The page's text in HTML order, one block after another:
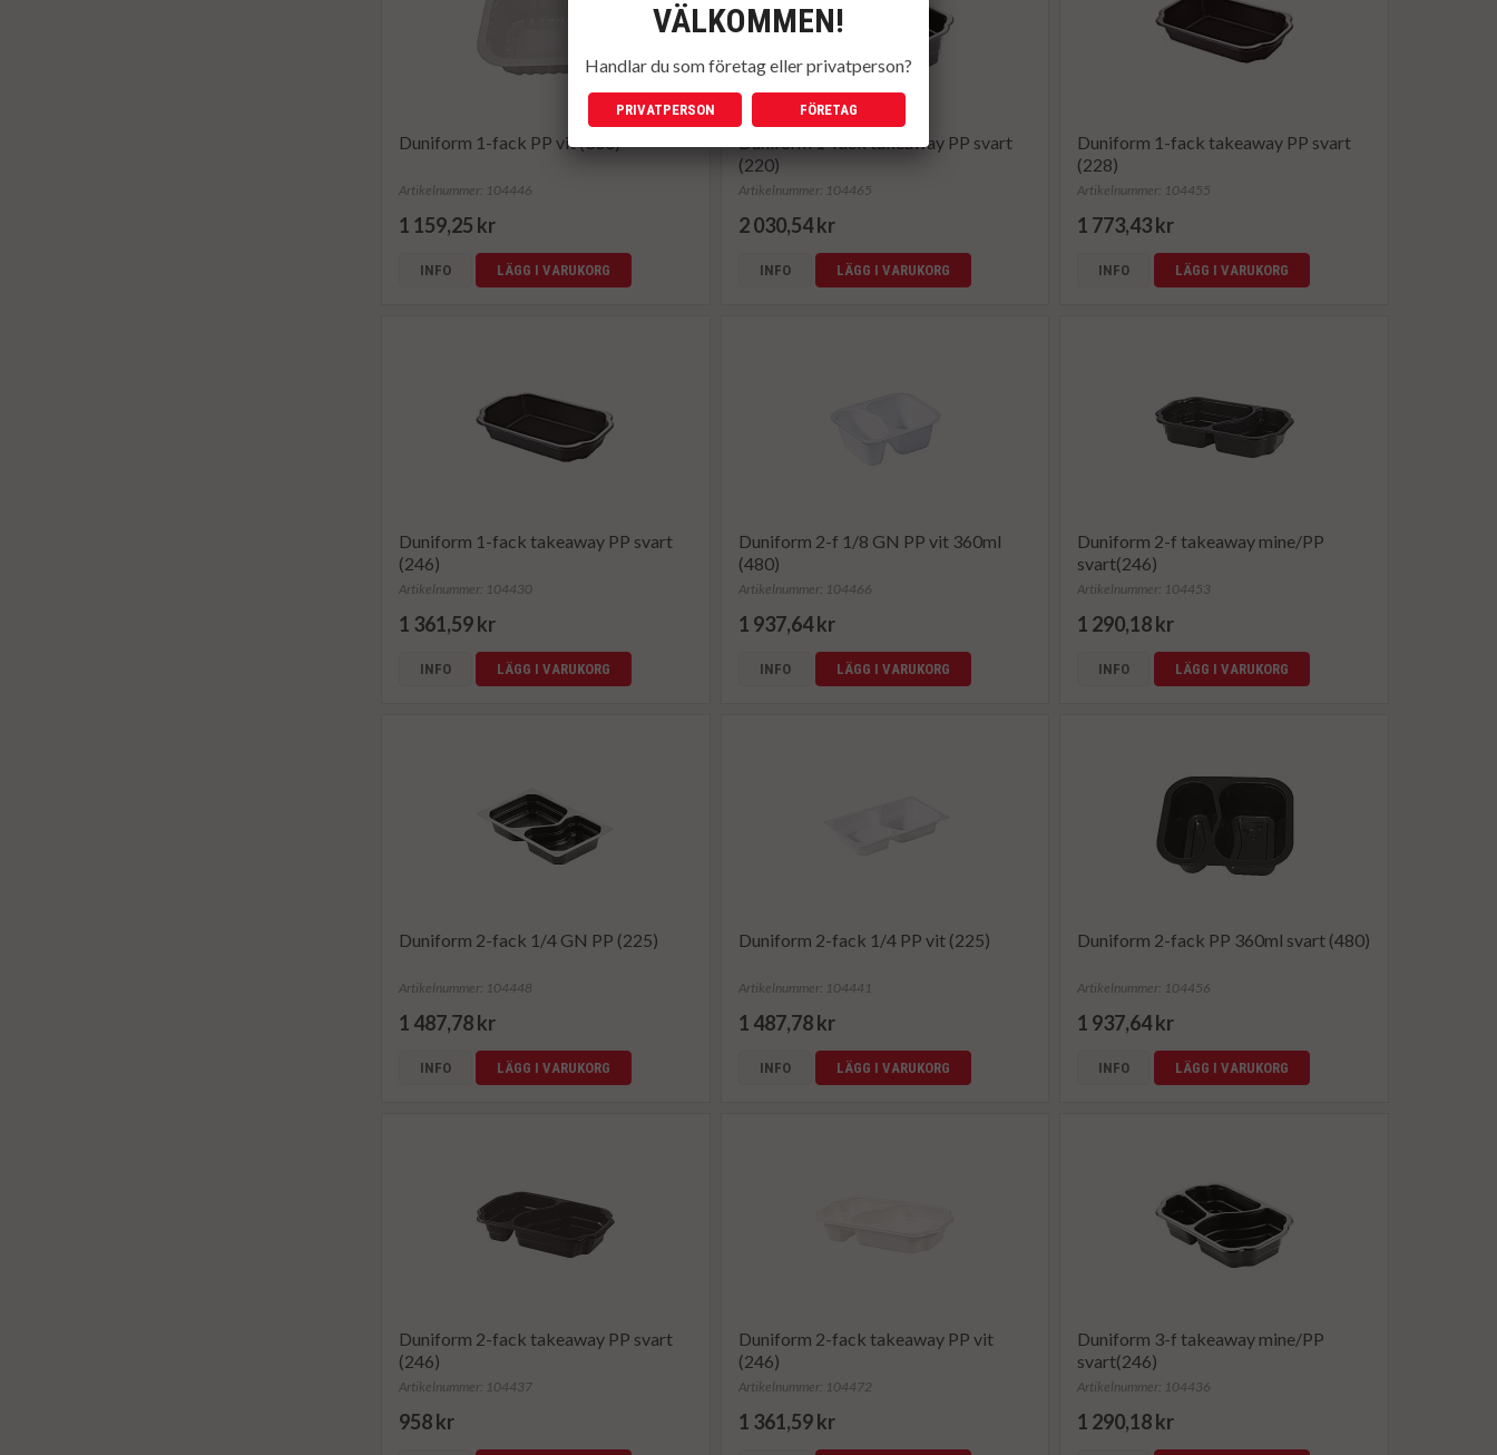
Duniform 1-fack PP vit (300)
Artikelnummer: 104446
1 159,25 kr
INFO LÄGG I VARUKORG
Duniform 1-fack takeaway PP svart
(220)
Artikelnummer: 104465
2 030,54 kr
INFO LÄGG I VARUKORG
Duniform 1-fack takeaway PP svart
(228)
Artikelnummer: 104455
1 773,43 kr
INFO LÄGG I VARUKORG
Duniform 1-fack takeaway PP svart
(246)
Artikelnummer: 104430
1 361,59 kr
INFO LÄGG I VARUKORG
Duniform 2-f 1/8 GN PP vit 360ml
(480)
Artikelnummer: 104466
1 937,64 kr
INFO LÄGG I VARUKORG
Duniform 2-f takeaway mine/PP
svart(246)
Artikelnummer: 104453
1 290,18 kr
INFO LÄGG I VARUKORG
Duniform 2-fack 1/4 GN PP (225)
Artikelnummer: 104448
1 487,78 kr
INFO LÄGG I VARUKORG
Duniform 2-fack 1/4 PP vit (225)
Artikelnummer: 104441
1 487,78 kr
INFO LÄGG I VARUKORG
Duniform 2-fack PP 360ml svart (480)
Artikelnummer: 104456
1 937,64 kr
INFO LÄGG I VARUKORG
Duniform 2-fack takeaway PP svart
(246)
Artikelnummer: 104437
958 kr
Duniform 2-fack takeaway PP vit
(246)
Artikelnummer: 104472
1 361,59 kr
Duniform 3-f takeaway mine/PP
svart(246)
Artikelnummer: 104436
1 290,18 kr
VÄLKOMMEN!
Handlar du som företag eller privatperson?
PRIVATPERSON FÖRETAG